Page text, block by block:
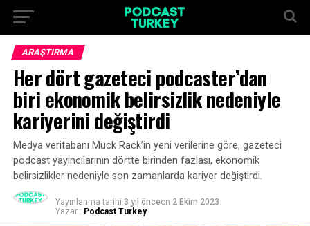
ARAŞTIRMA
Her dört gazeteci podcaster’dan
biri ekonomik belirsizlik nedeniyle
kariyerini değiştirdi
Medya veritabanı Muck Rack’in yeni verilerine göre, gazeteci
podcast yayıncılarının dörtte birinden fazlası, ekonomik
belirsizlikler nedeniyle son zamanlarda kariyer değiştirdi.
Yayınlanma tarihi 3 yıl önceon 2 Ekim 2023
Yazar : Podcast Turkey